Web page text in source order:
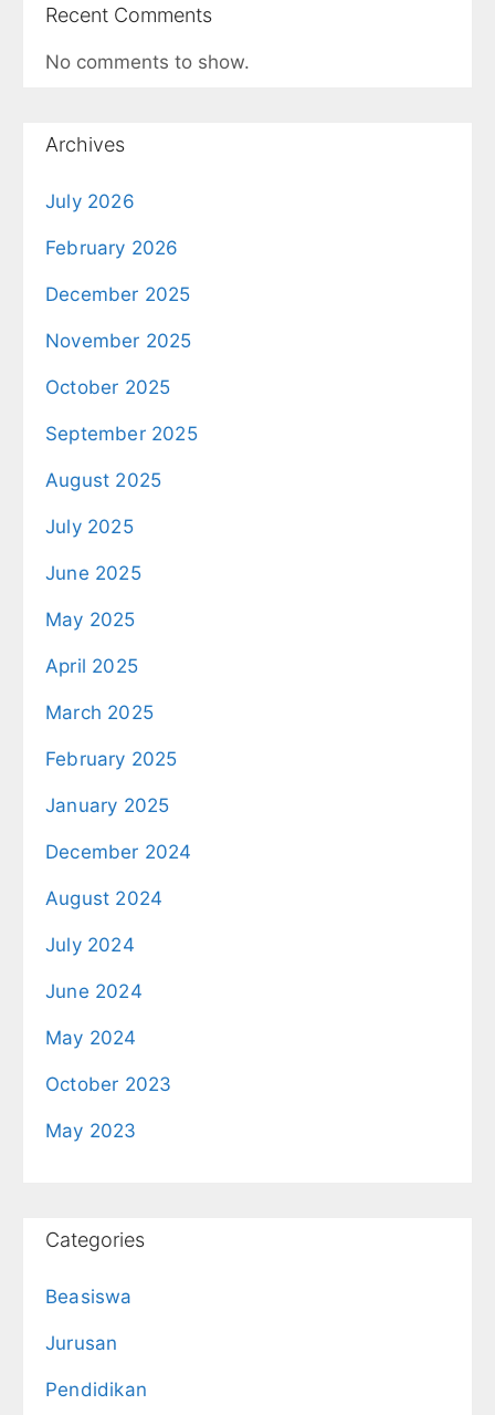
Recent Comments
No comments to show.
Archives
July 2026
February 2026
December 2025
November 2025
October 2025
September 2025
August 2025
July 2025
June 2025
May 2025
April 2025
March 2025
February 2025
January 2025
December 2024
August 2024
July 2024
June 2024
May 2024
October 2023
May 2023
Categories
Beasiswa
Jurusan
Pendidikan